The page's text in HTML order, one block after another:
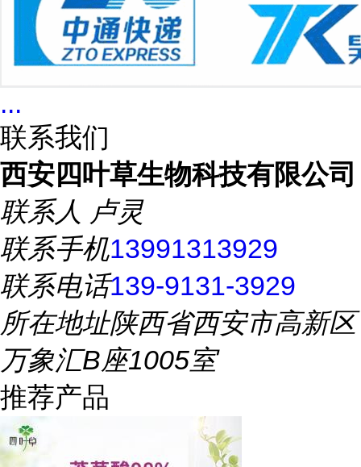
...
联系我们
西安四叶草生物科技有限公司
联系人 卢灵
联系手机13991313929
联系电话139-9131-3929
所在地址陕西省西安市高新区
万象汇B座1005室
推荐产品